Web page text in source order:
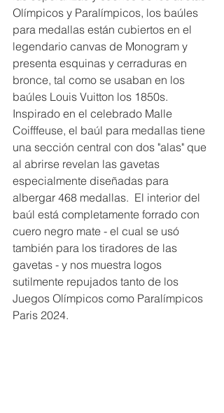
Olímpicos y Paralímpicos, los baúles
para medallas están cubiertos en el
legendario canvas de Monogram y
presenta esquinas y cerraduras en
bronce, tal como se usaban en los
baúles Louis Vuitton los 1850s.
Inspirado en el celebrado Malle
Coifffeuse, el baúl para medallas tiene
una sección central con dos "alas" que
al abrirse revelan las gavetas
especialmente diseñadas para
albergar 468 medallas.  El interior del
baúl está completamente forrado con
cuero negro mate - el cual se usó
también para los tiradores de las
gavetas - y nos muestra logos
sutilmente repujados tanto de los
Juegos Olímpicos como Paralímpicos
Paris 2024.